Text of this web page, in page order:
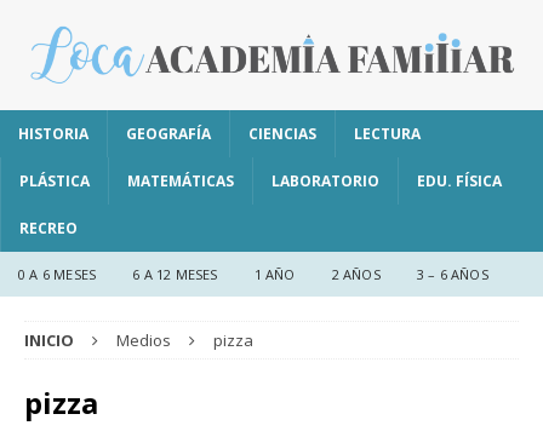
HISTORIA GEOGRAFÍA CIENCIAS LECTURA
PLÁSTICA MATEMÁTICAS LABORATORIO EDU. FÍSICA
RECREO
0 A 6 MESES 6 A 12 MESES 1 AÑO 2 AÑOS 3 – 6 AÑOS
INICIO Medios pizza
pizza